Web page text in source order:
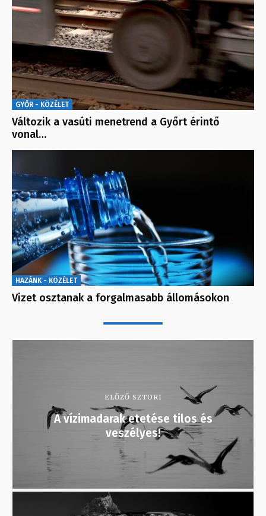
GYŐR - KÖZÉLET
Változik a vasúti menetrend a Győrt érintő
vonal…
HAZÁNK - KÖZÉLET
Vizet osztanak a forgalmasabb állomásokon
ELŐZŐ SZTORI
A vízimadarak etetése tilos és
veszélyes!